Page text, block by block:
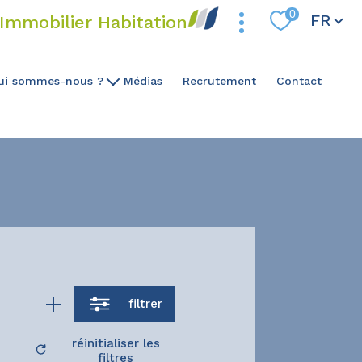
Habitation 0 FR
sommes-nous ? Médias Recrutement Contact
filtrer
réinitialiser les
filtres